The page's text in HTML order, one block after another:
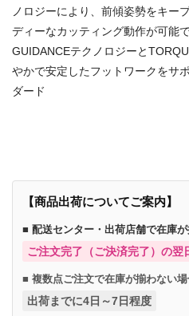
ノロジーにより、前傾姿勢をキー
ディーなカッティング動作が可能
GUIDANCEテクノロジーと
やかで安定したフットワークをサ
ダード
【商品出荷についてご案内】
■ 配送センター・出荷店舗で在庫
ご注文完了（ご決済完了）の翌
■ 複数点ご注文で在庫が揃わない
出荷までに4日～7日程度